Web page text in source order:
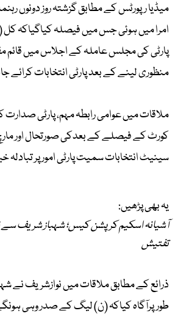
میڈیا رپورٹس کے مطابق گزشتہ روز دونوں
پارٹی کی مجلس عاملہ کے اجلاس میں قائم
منظوری لینے کے بعد پارٹی انتخابات کرائے
ملاقات میں عوامی رابطہ مہم، پارٹی
کورٹ کے فیصلے کے بعدکی صورتحال اور
سینیٹ انتخابات سمیت پارٹی امور پر تبادلہ
یہ بھی پڑھیں:
آشیانہ اسکیم کرپشن کیس؛ شہباز شریف
تفتیش
ذرائع کے مطابق ملاقات میں نوازشریف نے
طورپرآگاہ کیاکہ (ن) لیگ کے صدر وہی